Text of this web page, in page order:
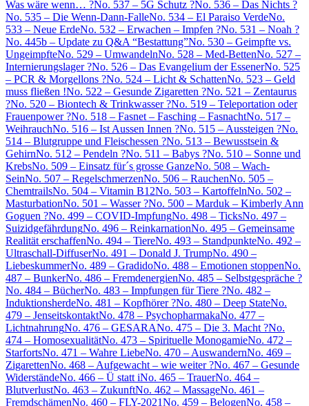
Was wäre wenn… ?No. 537 – 5G Schutz ?No. 536 – Das Nichts ?
No. 535 – Die Wenn-Dann-FalleNo. 534 – El Paraiso VerdeNo.
533 – Neue ErdeNo. 532 – Erwachen – Impfen ?No. 531 – Noah ?
No. 445b – Update zu Q&A “Bestattung”No. 530 – Geimpfte vs.
UngeimpfteNo. 529 – UmwandelnNo. 528 – Med-BettenNo. 527 –
Internierungslager ?No. 526 – Das Evangelium der EssenerNo. 525
– PCR & Morgellons ?No. 524 – Licht & SchattenNo. 523 – Geld
muss fließen !No. 522 – Gesunde Zigaretten ?No. 521 – Zentaurus
?No. 520 – Biontech & Trinkwasser ?No. 519 – Teleportation oder
Frauenpower ?No. 518 – Fasnet – Fasching – FasnachtNo. 517 –
WeihrauchNo. 516 – Ist Aussen Innen ?No. 515 – Aussteigen ?No.
514 – Blutgruppe und Fleischessen ?No. 513 – Bewusstsein &
GehirnNo. 512 – Pendeln ?No. 511 – Babys ?No. 510 – Sonne und
KrebsNo. 509 – Einsatz für´s grosse GanzeNo. 508 – Wach-
SeinNo. 507 – RegelschmerzenNo. 506 – RauchenNo. 505 –
ChemtrailsNo. 504 – Vitamin B12No. 503 – KartoffelnNo. 502 –
MasturbationNo. 501 – Wasser ?No. 500 – Marduk – Kimberly Ann
Goguen ?No. 499 – COVID-ImpfungNo. 498 – TicksNo. 497 –
SuizidgefährdungNo. 496 – ReinkarnationNo. 495 – Gemeinsame
Realität erschaffenNo. 494 – TiereNo. 493 – StandpunkteNo. 492 –
Ultraschall-DiffuserNo. 491 – Donald J. TrumpNo. 490 –
LiebeskummerNo. 489 – GradidoNo. 488 – Emotionen stoppenNo.
487 – BunkerNo. 486 – FremdenergienNo. 485 – Selbstgespräche ?
No. 484 – BücherNo. 483 – Impfungen für Tiere ?No. 482 –
InduktionsherdeNo. 481 – Kopfhörer ?No. 480 – Deep StateNo.
479 – JenseitskontaktNo. 478 – PsychopharmakaNo. 477 –
LichtnahrungNo. 476 – GESARANo. 475 – Die 3. Macht ?No.
474 – HomosexualitätNo. 473 – Spirituelle MonogamieNo. 472 –
StarfortsNo. 471 – Wahre LiebeNo. 470 – AuswandernNo. 469 –
ZigarettenNo. 468 – Aufgewacht – wie weiter ?No. 467 – Gesunde
WiderständeNo. 466 – Ü statt iNo. 465 – TrauerNo. 464 –
BlutverlustNo. 463 – ZukunftNo. 462 – MassageNo. 461 –
FremdschämenNo. 460 – FLY-2021No. 459 – BelogenNo. 458 –